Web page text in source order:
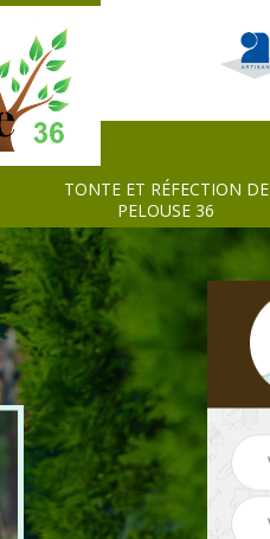
TONTE ET RÉFECTION DE
PELOUSE 36
Tonte et réfection de
pelouse 36